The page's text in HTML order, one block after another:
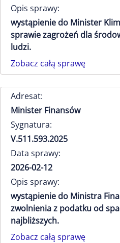
Opis sprawy:
wystąpienie do Minister
sprawie zagrożeń dla
ludzi.
Zobacz całą sprawę
Adresat:
Minister Finansów
Sygnatura:
V.511.593.2025
Data sprawy:
2026-02-12
Opis sprawy:
wystąpienie do Ministra
zwolnienia z podatku od
najbliższych.
Zobacz całą sprawę